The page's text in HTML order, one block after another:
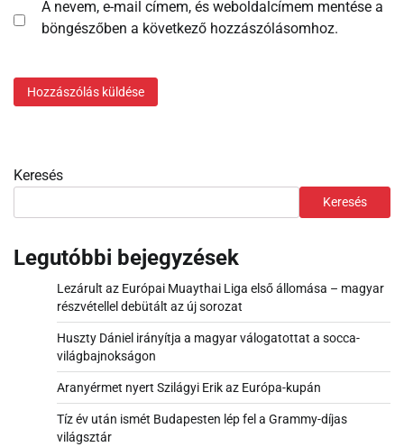
A nevem, e-mail címem, és weboldalcímem mentése a
böngészőben a következő hozzászólásomhoz.
Keresés
Keresés
Legutóbbi bejegyzések
Lezárult az Európai Muaythai Liga első állomása – magyar
részvétellel debütált az új sorozat
Huszty Dániel irányítja a magyar válogatottat a socca-
világbajnokságon
Aranyérmet nyert Szilágyi Erik az Európa-kupán
Tíz év után ismét Budapesten lép fel a Grammy-díjas
világsztár